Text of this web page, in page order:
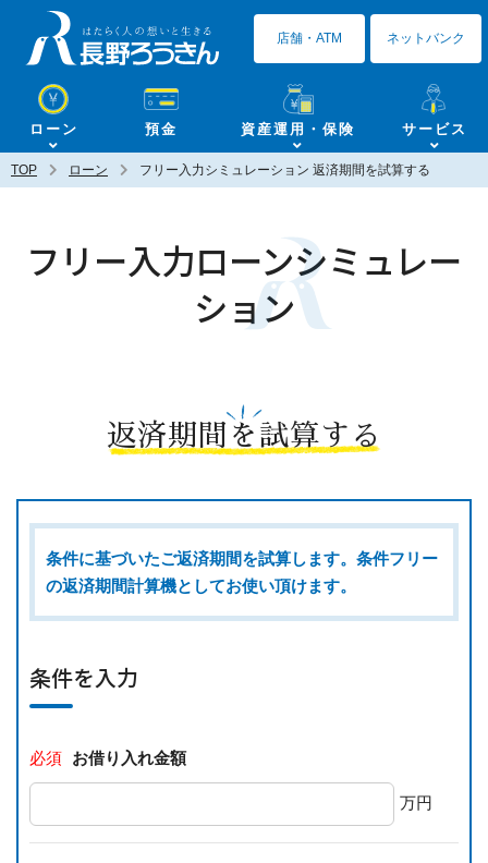
ローン 預金 資産運用・保険 サービス
店舗・ATM ネットバンク
TOP ローン フリー入力シミュレーション 返済期間を試算する
フリー入力ローンシミュレー
ション
返済期間を試算する
条件に基づいたご返済期間を試算します。条件フリー
の返済期間計算機としてお使い頂けます。
条件を入力
必須 お借り入れ金額
万円